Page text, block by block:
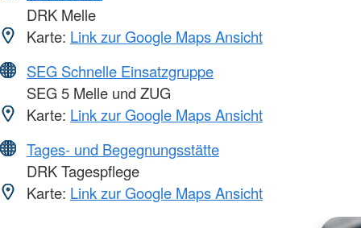
DRK Melle
Karte: Link zur Google Maps Ansicht
SEG Schnelle Einsatzgruppe
SEG 5 Melle und ZUG
Karte: Link zur Google Maps Ansicht
Tages- und Begegnungsstätte
DRK Tagespflege
Karte: Link zur Google Maps Ansicht